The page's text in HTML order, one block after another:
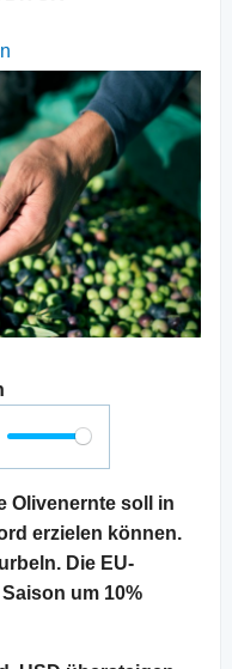
Olivenernte soll in
erzielen können.
Die EU-
um 10%